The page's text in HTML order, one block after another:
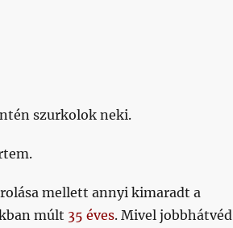
szurkolok neki.
mellett annyi kimaradt a
múlt 35 éves. Mivel